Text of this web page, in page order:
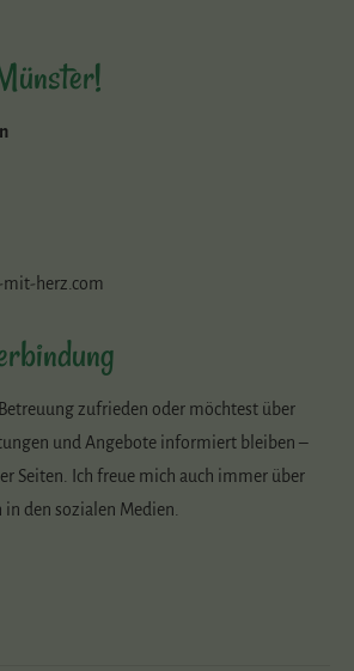
mit-herz.com
zufrieden oder möchtest über
und Angebote informiert bleiben –
Seiten. Ich freue mich auch immer über
den sozialen Medien.